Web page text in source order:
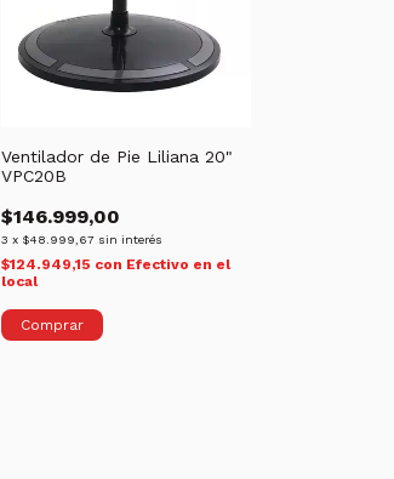
Ventilador de Pie Liliana 20"
VPC20B
$146.999,00
3 x $48.999,67 sin interés
$124.949,15 con Efectivo en el
local